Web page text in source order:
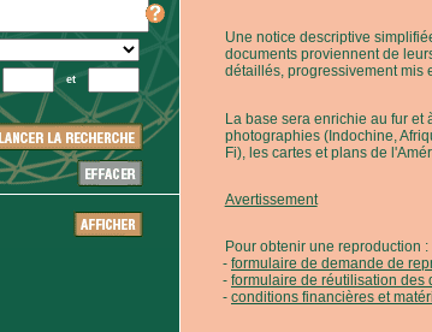
et
Une notice descriptive
documents proviennent de
détaillés, progressivement mis
La base sera enrichie au fur et
photographies (Indochine,
Fi), les cartes et plans de
Avertissement
Pour obtenir une reproduction :
formulaire de demande de
formulaire de réutilisation des
conditions financières et